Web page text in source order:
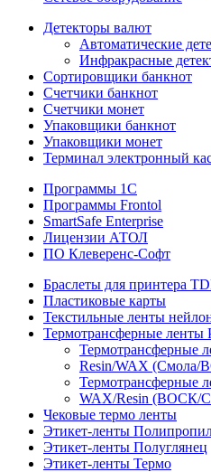
Детекторы валют
Автоматические
Инфракрасные
Сортировщики банкнот
Счетчики банкнот
Счетчики монет
Упаковщики банкнот
Упаковщики монет
Терминал электронный
Программы 1C
Программы Frontol
SmartSafe Enterprise
Лицензии АТОЛ
ПО Клеверенс-Софт
Браслеты для принтера
Пластиковые карты
Текстильные ленты
Термотрансферные ленты
Термотрансферные
Resin/WAX (Смола/
Термотрансферные
WAX/Resin (ВОСК/
Чековые термо ленты
Этикет-ленты
Этикет-ленты Полуглянец
Этикет-ленты Термо